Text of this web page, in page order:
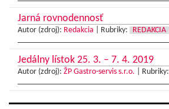
Jarná rovnodennosť
Autor (zdroj): Redakcia Rubriky: REDAKCIA
Jedálny lístok 25. 3. – 7. 4. 2019
Autor (zdroj): ŽP Gastro-servis s.r.o. Rubriky: